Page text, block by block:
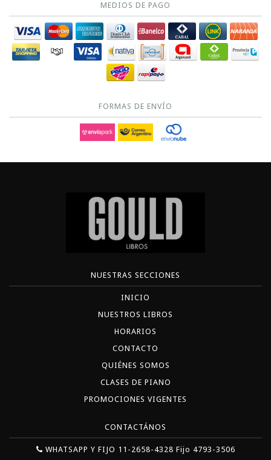
MEDIOS DE PAGO
FORMAS DE ENVÍO
NUESTRAS SECCIONES
INICIO
NUESTROS LIBROS
HORARIOS
CONTACTO
QUIÉNES SOMOS
CLASES DE PIANO
PROMOCIONES VIGENTES
CONTACTÁNOS
WHATSAPP Y FIJO 11-2658-4328 Fijo 4793-3506